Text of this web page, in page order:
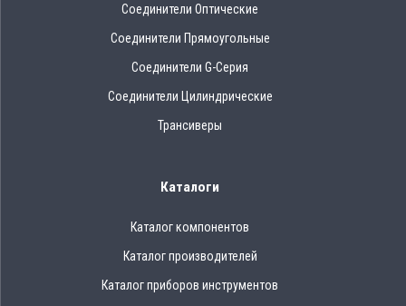
Соединители Оптические
Соединители Прямоугольные
Соединители G-Серия
Соединители Цилиндрические
Трансиверы
Каталоги
Каталог компонентов
Каталог производителей
Каталог приборов инструментов